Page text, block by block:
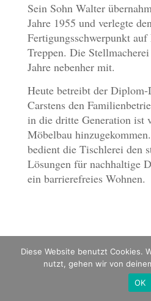
Sein Sohn Walter
Jahre 1955 und verlegte
Fertigungsschwerpunkt auf
Treppen. Die
Jahre nebenher mit.
Heute betreibt der
Carstens den
in die dritte Generation ist
Möbelbau
bedient die Tischlerei den
Lösungen für nachhaltige
ein barrierefreies Wohnen.
Hartmut Carstens | Osterkamp 35 |
| Tel. 0 44 88
Diese Website benutzt Cookies.
nutzt, gehen wir von
OK